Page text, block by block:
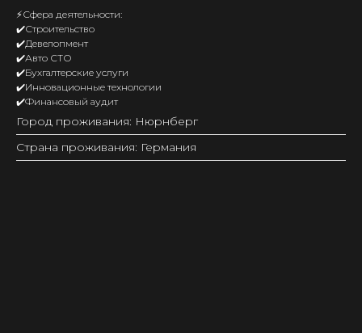
⚡️Сфера деятельности:
✔️Строительство
✔️Девелопмент
✔️Авто СТО
✔️Бухгалтерские услуги
✔️Инновационные технологии
✔️Финансовый аудит
Город проживания: Нюрнберг
Страна проживания: Германия